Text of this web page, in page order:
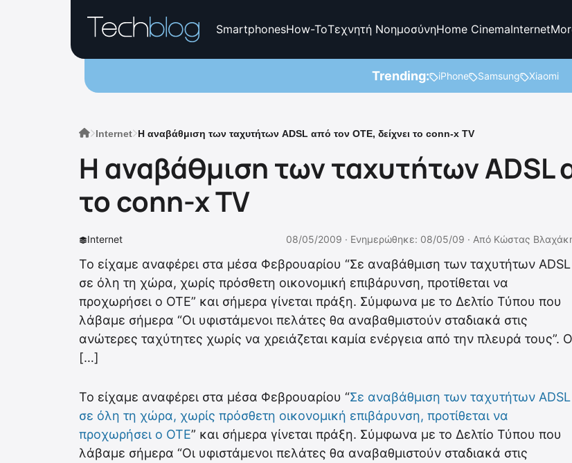
SmartphonesHow-ToΤεχνητή ΝοημοσύνηHome CinemaInternet
Trending: iPhone Samsung Xiaomi
Internet Η αναβάθμιση των ταχυτήτων ADSL από τον OTE, δείχνει το conn-x TV
Η αναβάθμιση των ταχυτήτων ADSL
το conn-x TV
Internet 08/05/2009 · Ενημερώθηκε: 08/05/09 · Από Κώστας
Το είχαμε αναφέρει στα μέσα Φεβρουαρίου “Σε αναβάθμιση των ταχυτήτων ADSL
σε όλη τη χώρα, χωρίς πρόσθετη οικονομική επιβάρυνση, προτίθεται να
προχωρήσει ο ΟΤΕ” και σήμερα γίνεται πράξη. Σύμφωνα με το Δελτίο Τύπου που
λάβαμε σήμερα “Οι υφιστάμενοι πελάτες θα αναβαθμιστούν σταδιακά στις
ανώτερες ταχύτητες χωρίς να χρειάζεται καμία ενέργεια από την πλευρά τους”.
[…]
Το είχαμε αναφέρει στα μέσα Φεβρουαρίου “Σε αναβάθμιση των ταχυτήτων ADSL
σε όλη τη χώρα, χωρίς πρόσθετη οικονομική επιβάρυνση, προτίθεται να
προχωρήσει ο ΟΤΕ” και σήμερα γίνεται πράξη. Σύμφωνα με το Δελτίο Τύπου που
λάβαμε σήμερα “Οι υφιστάμενοι πελάτες θα αναβαθμιστούν σταδιακά στις